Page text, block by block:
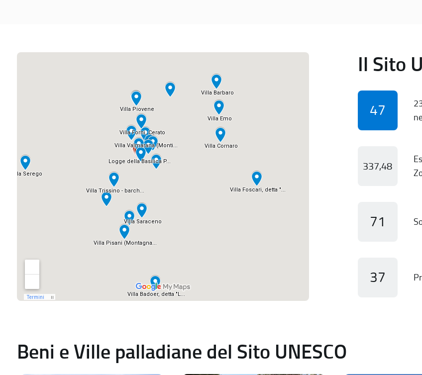
Il Sito
47
337,48
71
37
Beni e Ville palladiane del Sito UNESCO